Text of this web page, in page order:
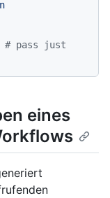
# pass just
eines